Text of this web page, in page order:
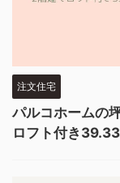
注文住宅
パルコホームの
ロフト付き